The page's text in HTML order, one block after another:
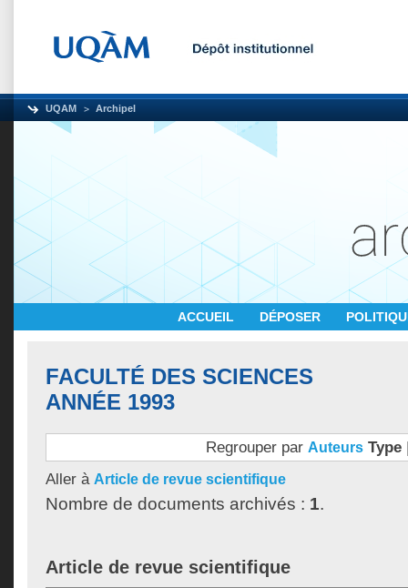
UQAM Archipel
ACCUEIL DÉPOSER
FACULTÉ DES SCIENCES
ANNÉE 1993
Regrouper par Auteurs Type
Aller à Article de revue scientifique
Nombre de documents archivés : 1.
Article de revue scientifique